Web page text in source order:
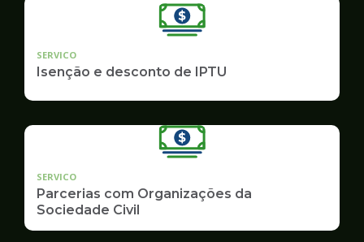
SERVICO
Isenção e desconto de IPTU
SERVICO
Parcerias com Organizações da
Sociedade Civil